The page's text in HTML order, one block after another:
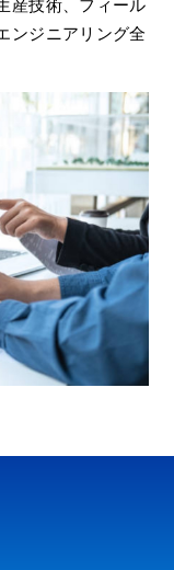
産技術、フィール
ンジニアリング全